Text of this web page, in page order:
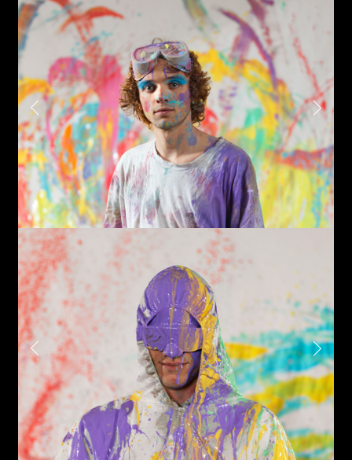
Submit
I have read the privacy policy and give consent to
receive further communications
Email*
Phone*